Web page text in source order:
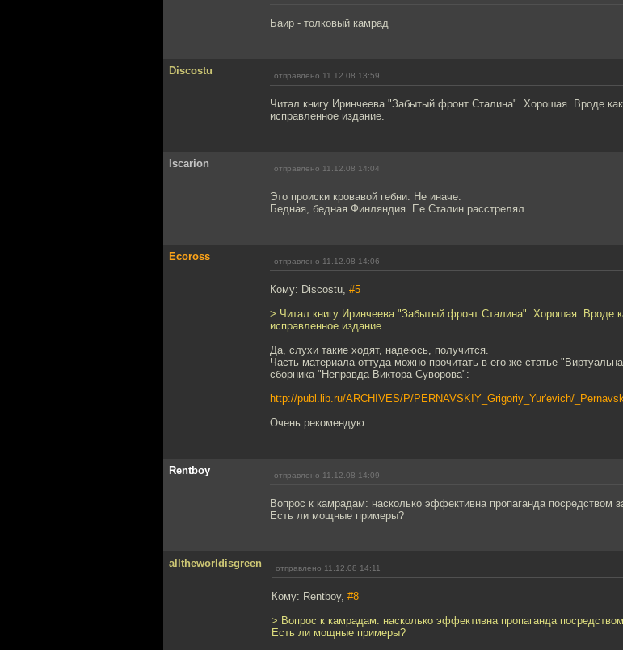
Баир - толковый камрад
Discostu отправлено 11.12.08 13:59
Читал книгу Иринчеева "Забытый фронт Сталина". Хорошая. Вроде как
исправленное издание.
Iscarion отправлено 11.12.08 14:04
Это происки кровавой гебни. Не иначе.
Бедная, бедная Финляндия. Ее Сталин расстрелял.
Ecoross отправлено 11.12.08 14:06
Кому: Discostu, #5
> Читал книгу Иринчеева "Забытый фронт Сталина". Хорошая. Вроде
исправленное издание.
Да, слухи такие ходят, надеюсь, получится.
Часть материала оттуда можно прочитать в его же статье
сборника "Неправда Виктора Суворова":
http://publ.lib.ru/ARCHIVES/P/PERNAVSKIY_Grigoriy_Yur'evich/
Очень рекомендую.
Rentboy отправлено 11.12.08 14:09
Вопрос к камрадам: насколько эффективна пропаганда посредством
Есть ли мощные примеры?
alltheworldisgreen отправлено 11.12.08 14:11
Кому: Rentboy, #8
> Вопрос к камрадам: насколько эффективна пропаганда
Есть ли мощные примеры?